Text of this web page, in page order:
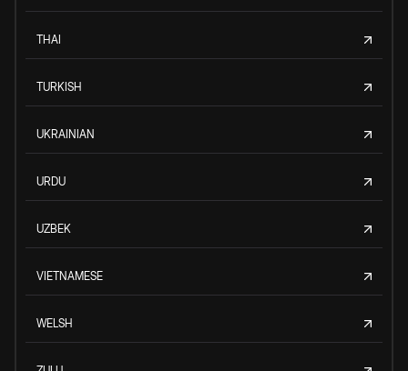
THAI
TURKISH
UKRAINIAN
URDU
UZBEK
VIETNAMESE
WELSH